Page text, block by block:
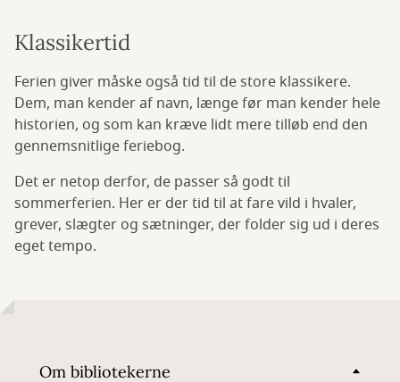
Klassikertid
Ferien giver måske også tid til de store klassikere.
Dem, man kender af navn, længe før man kender hele
historien, og som kan kræve lidt mere tilløb end den
gennemsnitlige feriebog.
Det er netop derfor, de passer så godt til
sommerferien. Her er der tid til at fare vild i hvaler,
grever, slægter og sætninger, der folder sig ud i deres
eget tempo.
Om bibliotekerne